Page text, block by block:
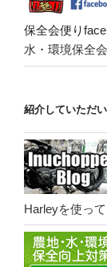
保全会便り
水・環境保全
紹介していただ
Harleyを使っ